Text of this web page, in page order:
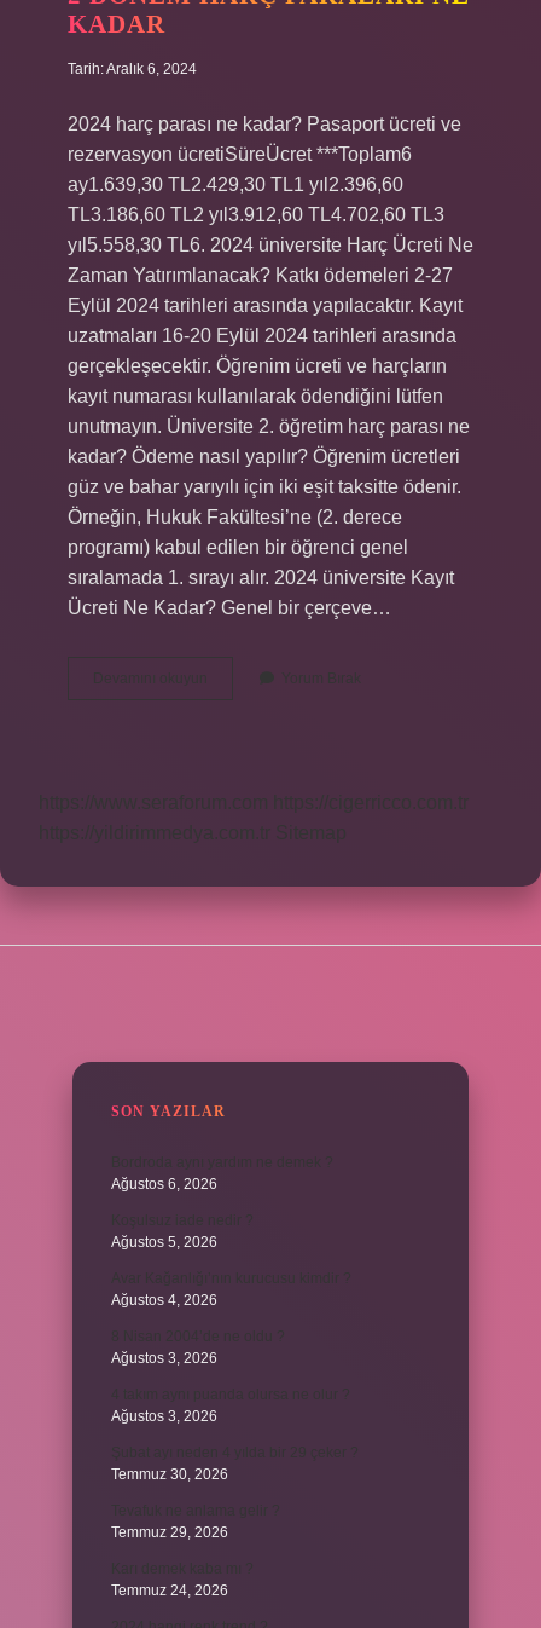
KADAR
Tarih: Aralık 6, 2024
2024 harç parası ne kadar? Pasaport ücreti ve
rezervasyon ücretiSüreÜcret ***Toplam6
ay1.639,30 TL2.429,30 TL1 yıl2.396,60
TL3.186,60 TL2 yıl3.912,60 TL4.702,60 TL3
yıl5.558,30 TL6. 2024 üniversite Harç Ücreti Ne
Zaman Yatırımlanacak? Katkı ödemeleri 2-27
Eylül 2024 tarihleri ​​arasında yapılacaktır. Kayıt
uzatmaları 16-20 Eylül 2024 tarihleri ​​arasında
gerçekleşecektir. Öğrenim ücreti ve harçların
kayıt numarası kullanılarak ödendiğini lütfen
unutmayın. Üniversite 2. öğretim harç parası ne
kadar? Ödeme nasıl yapılır? Öğrenim ücretleri
güz ve bahar yarıyılı için iki eşit taksitte ödenir.
Örneğin, Hukuk Fakültesi’ne (2. derece
programı) kabul edilen bir öğrenci genel
sıralamada 1. sırayı alır. 2024 üniversite Kayıt
Ücreti Ne Kadar? Genel bir çerçeve…
Yorum Bırak
https://www.seraforum.com
https://cigerricco.com.tr
https://yildirimmedya.com.tr
Sitemap
SON YAZILAR
Ağustos 6, 2026
Ağustos 5, 2026
Ağustos 4, 2026
Ağustos 3, 2026
Ağustos 3, 2026
Temmuz 30, 2026
Temmuz 29, 2026
Temmuz 24, 2026